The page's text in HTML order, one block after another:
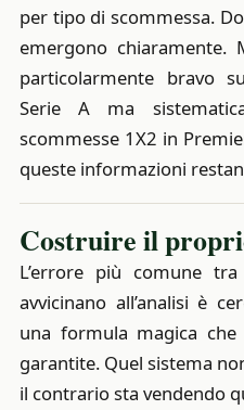
per tipo di scommessa.
emergono chiaramente.
particolarmente bravo
Serie A ma
scommesse 1X2 in
queste informazioni
Costruire il
L’errore più comune
avvicinano all’analisi è
una formula magica
garantite. Quel sistema
il contrario sta vendendo